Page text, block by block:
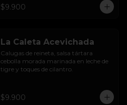
$9.900
La Caleta Acevichada
Calugas de reineta, salsa tártara
cebolla morada marinada en leche de
tigre y toques de cilantro.
$9.900